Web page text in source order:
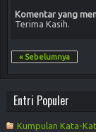
Komentar yang
Terima Kasih.
« Sebelumnya
Entri Populer
Kumpulan Kata-